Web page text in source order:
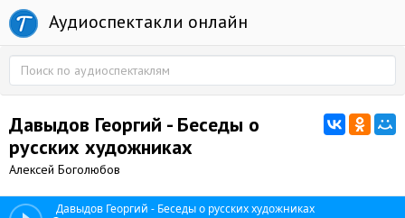
Аудиоспектакли онлайн
Давыдов Георгий - Беседы о
русских художниках
Алексей Боголюбов
Давыдов Георгий - Беседы о русских художниках